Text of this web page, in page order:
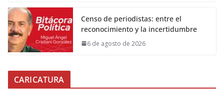
Censo de periodistas: entre el
reconocimiento y la incertidumbre
6 de agosto de 2026
CARICATURA